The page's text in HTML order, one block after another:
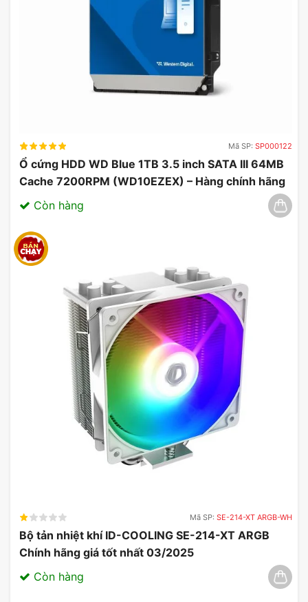
Mã SP: SP000122
Ổ cứng HDD WD Blue 1TB 3.5 inch SATA III 64MB
Cache 7200RPM (WD10EZEX) – Hàng chính hãng
03/2025
Còn hàng
Mã SP: SE-214-XT ARGB-WH
Bộ tản nhiệt khí ID-COOLING SE-214-XT ARGB
Chính hãng giá tốt nhất 03/2025
Còn hàng